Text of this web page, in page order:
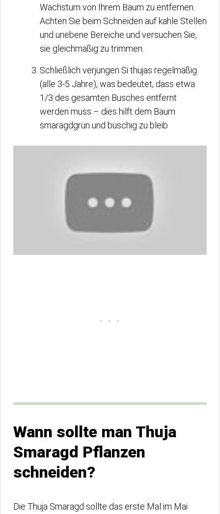
Wachstum von Ihrem Baum zu entfernen.
Achten Sie beim Schneiden auf kahle Stellen
und unebene Bereiche und versuchen Sie,
sie gleichmäßig zu trimmen.
Schließlich verjüngen Si thujas regelmäßig
(alle 3-5 Jahre), was bedeutet, dass etwa
1/3 des gesamten Busches entfernt
werden muss – dies hilft dem Baum
smaragdgrün und buschig zu bleib
Wann sollte man Thuja
Smaragd Pflanzen
schneiden?
Die Thuja Smaragd sollte das erste Mal im Mai